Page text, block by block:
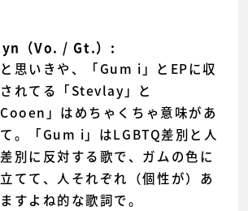
（Vo. / Gt.）:
思いきや、「Gum i」とEPに収
れてる「Stevlay」と
Cooen」はめちゃくちゃ意味があ
。「Gum i」はLGBTQ差別と人
別に反対する歌で、ガムの色に
てて、人それぞれ（個性が）あ
すよね的な歌詞で。